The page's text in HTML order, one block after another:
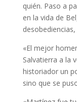
quién. Paso a
en la vida de
«El mejor
Salvatierra a la
historiador un
sino que se